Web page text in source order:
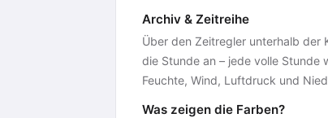
Archiv & Zeitreihe
Über den Zeitregler unterhalb der
die Stunde an – jede volle Stunde
Feuchte, Wind, Luftdruck und
Was zeigen die Farben?